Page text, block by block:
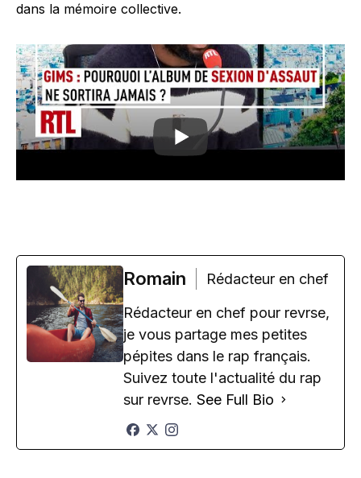
dans la mémoire collective.
Romain
Rédacteur en chef
Rédacteur en chef pour revrse,
je vous partage mes petites
pépites dans le rap français.
Suivez toute l'actualité du rap
sur revrse. See Full Bio